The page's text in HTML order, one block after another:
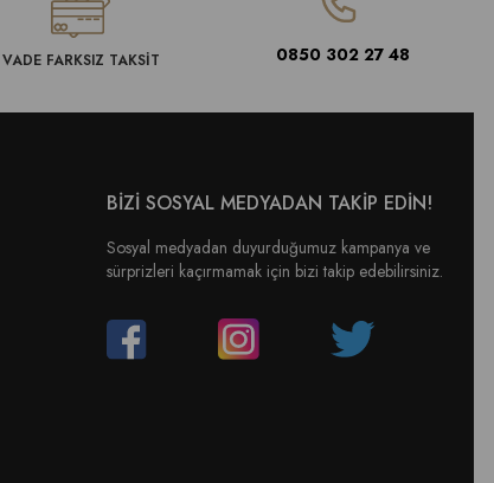
VADE FARKSIZ TAKSİT 0850 302 27 48
BİZİ SOSYAL MEDYADAN TAKİP EDİN!
Sosyal medyadan duyurduğumuz kampanya ve
sürprizleri kaçırmamak için bizi takip edebilirsiniz.